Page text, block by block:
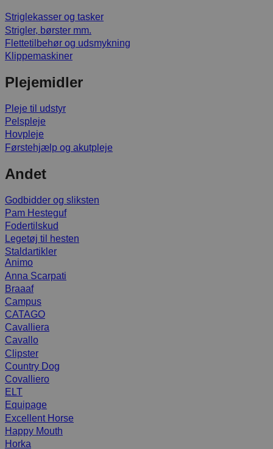
Striglekasser og tasker
Strigler, børster mm.
Flettetilbehør og udsmykning
Klippemaskiner
Plejemidler
Pleje til udstyr
Pelspleje
Hovpleje
Førstehjælp og akutpleje
Andet
Godbidder og sliksten
Pam Hesteguf
Fodertilskud
Legetøj til hesten
Staldartikler
Animo
Anna Scarpati
Braaaf
Campus
CATAGO
Cavalliera
Cavallo
Clipster
Country Dog
Covalliero
ELT
Equipage
Excellent Horse
Happy Mouth
Horka